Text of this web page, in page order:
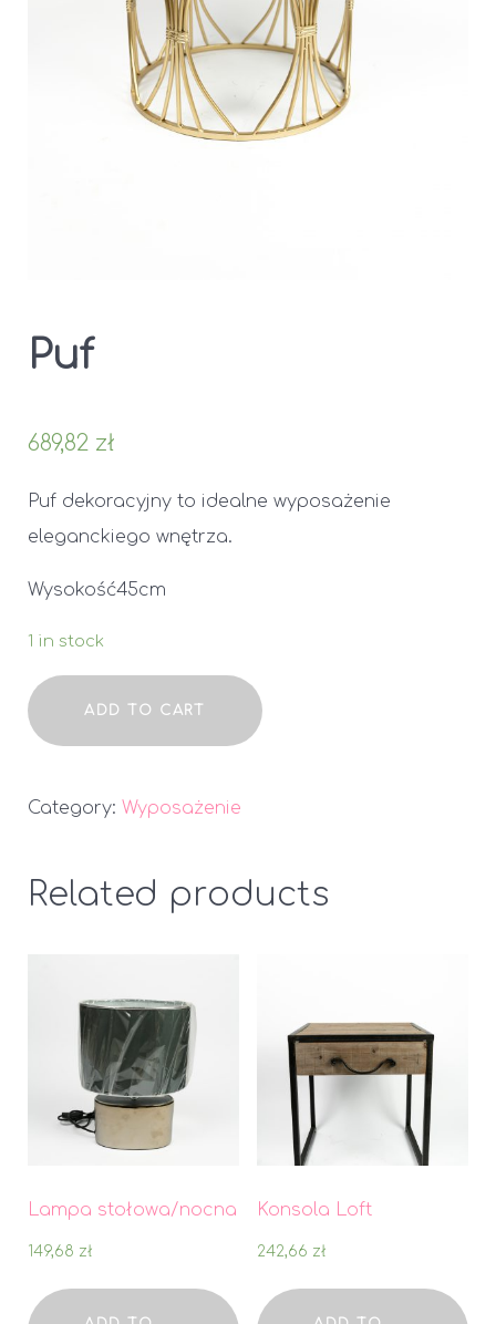
Puf
689,82 zł
Puf dekoracyjny to idealne wyposażenie
eleganckiego wnętrza.
Wysokość45cm
1 in stock
Puf
quantity
ADD TO CART
Category: Wyposażenie
Related products
Lampa stołowa/nocna
149,68 zł
Konsola Loft
242,66 zł